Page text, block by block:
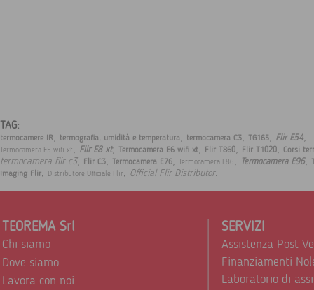
TAG:
termocamere IR, termografia, umidità e temperatura, termocamera C3, TG165, Flir E54,
Termocamera E5 wifi xt, Flir E8 xt, Termocamera E6 wifi xt, Flir T860, Flir T1020, Corsi
termocamera flir c3, Flir C3, Termocamera E76, Termocamera E86, Termocamera E96,
Imaging Flir, Distributore Ufficiale Flir, Official Flir Distributor.
TEOREMA Srl
Chi siamo
Dove siamo
Lavora con noi
SERVIZI
Assistenza Post
Finanziamenti
Laboratorio di